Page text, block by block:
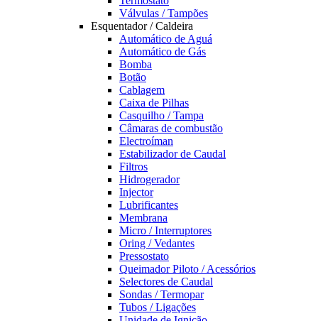
Válvulas / Tampões
Esquentador / Caldeira
Automático de Aguá
Automático de Gás
Bomba
Botão
Cablagem
Caixa de Pilhas
Casquilho / Tampa
Câmaras de combustão
Electroíman
Estabilizador de Caudal
Filtros
Hidrogerador
Injector
Lubrificantes
Membrana
Micro / Interruptores
Oring / Vedantes
Pressostato
Queimador Piloto / Acessórios
Selectores de Caudal
Sondas / Termopar
Tubos / Ligações